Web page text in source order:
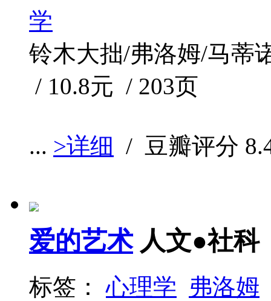
学
铃木大拙/弗洛姆/马蒂
/ 10.8元 / 203页
... >详细 / 豆瓣评分
爱的艺术 人文●社科
标签：心理学 弗洛姆